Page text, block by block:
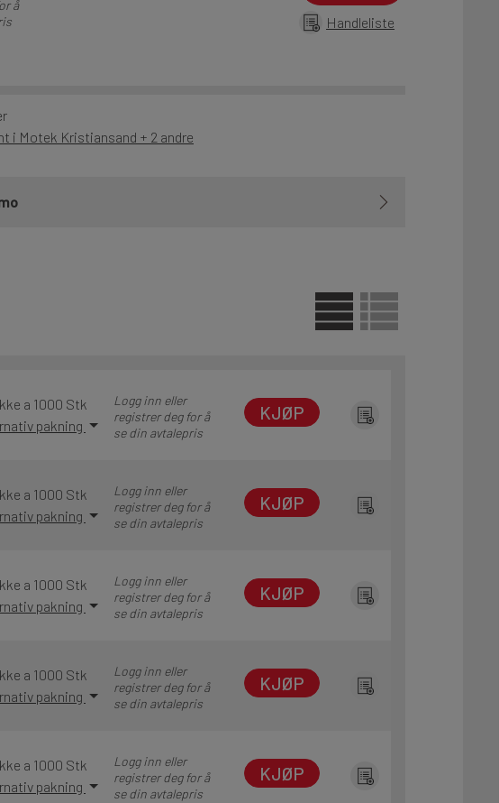
å
Handleliste
i Motek Kristiansand + 2 andre
a 1000 Stk
pakning
Logg inn eller
registrer deg for å
se din avtalepris
KJØP
a 1000 Stk
pakning
Logg inn eller
registrer deg for å
se din avtalepris
KJØP
a 1000 Stk
pakning
Logg inn eller
registrer deg for å
se din avtalepris
KJØP
a 1000 Stk
pakning
Logg inn eller
registrer deg for å
se din avtalepris
KJØP
a 1000 Stk
pakning
Logg inn eller
registrer deg for å
se din avtalepris
KJØP